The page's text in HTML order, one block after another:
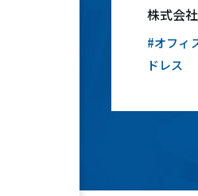
株式会
#オフィ
ドレス